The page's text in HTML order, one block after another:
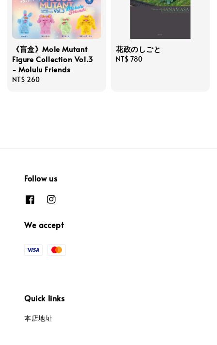
《盲盒》Mole Mutant
Figure Collection Vol.3
- Molulu Friends
Regular
NT$ 260
花政のしごと
Regular
NT$ 780
Follow us
We accept
Quick links
本店地址